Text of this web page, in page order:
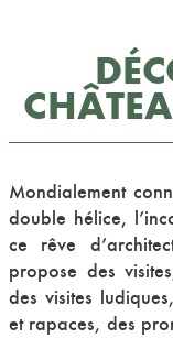
Mondialement
double hélice,
ce rêve
propose des
des visites
et rapaces, des